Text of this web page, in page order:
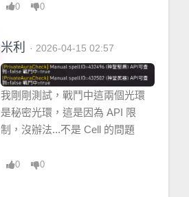
0 0
米利 · 2026-04-15 02:57
我剛剛測試，戰鬥中這兩個光環
是秘密光環，這是因為 API 限
制，沒辦法...不是 Cell 的問題
0 0